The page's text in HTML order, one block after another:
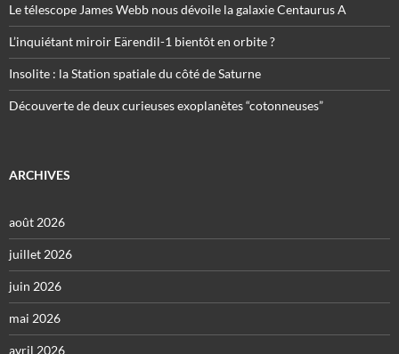
Le télescope James Webb nous dévoile la galaxie Centaurus A
L’inquiétant miroir Eärendil-1 bientôt en orbite ?
Insolite : la Station spatiale du côté de Saturne
Découverte de deux curieuses exoplanètes “cotonneuses”
ARCHIVES
août 2026
juillet 2026
juin 2026
mai 2026
avril 2026